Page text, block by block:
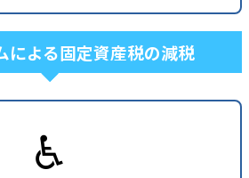
による固定資産税の減税
♿